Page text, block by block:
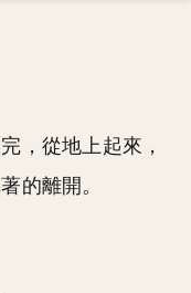
，從地上起來，
的離開。